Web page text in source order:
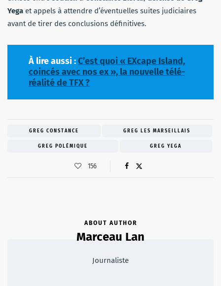
Yega et appels à attendre d’éventuelles suites judiciaires
avant de tirer des conclusions définitives.
À lire aussi :C’est quoi « EXcape Island,
coincés avec nos ex », la nouvelle télé-
réalité de TFX ?
GREG CONSTANCE GREG LES MARSEILLAIS
GREG POLÉMIQUE GREG YEGA
156
ABOUT AUTHOR
Marceau Lan
Journaliste